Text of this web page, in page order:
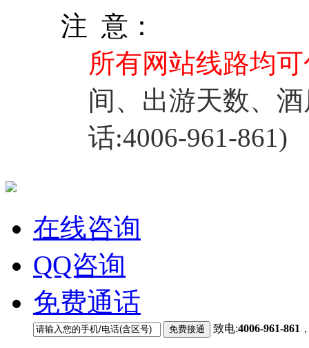
注 意：
所有网站线路均
间、出游天数、
话:4006-961-861)
在线咨询
QQ咨询
免费通话
致电:4006-961-861